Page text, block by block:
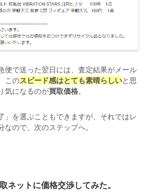
便で送った翌日には、査定結果がメール
このスピード感はとても素晴らしいと思
気になるのが買取価格。
」を選ぶこともできますが、それではレ
なので、次のステップへ。
ネットに価格交渉してみた。